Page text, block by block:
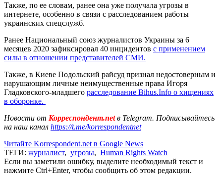
Также, по ее словам, ранее она уже получала угрозы в
интернете, особенно в связи с расследованием работы
украинских спецслужб.
Ранее Национальный союз журналистов Украины за 6
месяцев 2020 зафиксировал 40 инцидентов с применением
силы в отношении представителей СМИ.
Также, в Киеве Подольский райсуд признал недостоверным и
нарушающим личные неимущественные права Игоря
Гладковского-младшего расследование Bihus.Info о хищениях
в оборонке.
Новости от Корреспондент.netв Telegram. Подписывайтесь
на наш канал https://t.me/korrespondentnet
Читайте Korrespondent.net в Google News
ТЕГИ: журналист, угрозы, Human Rights Watch
Если вы заметили ошибку, выделите необходимый текст и
нажмите Ctrl+Enter, чтобы сообщить об этом редакции.